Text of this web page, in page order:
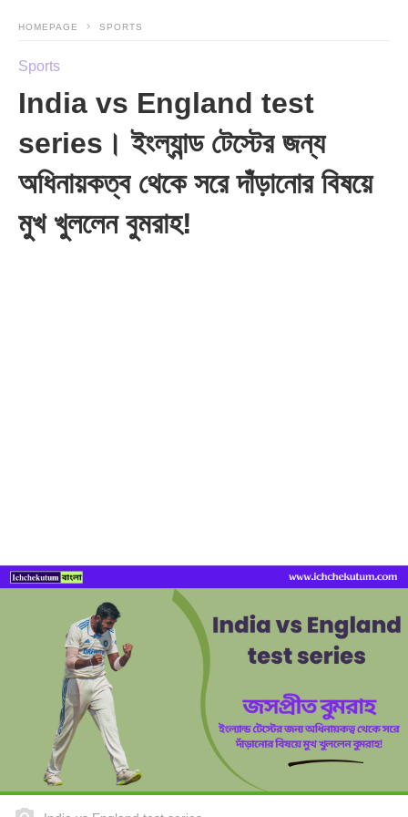
HOMEPAGE SPORTS
Sports
India vs England test
series। ইংল্যান্ড টেস্টের জন্য
অধিনায়কত্ব থেকে সরে দাঁড়ানোর বিষয়ে
মুখ খুললেন বুমরাহ!